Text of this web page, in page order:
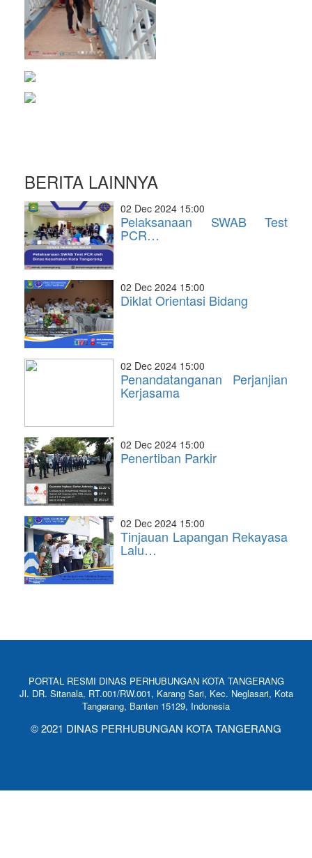
BERITA LAINNYA
02 Dec 2024 15:00
Pelaksanaan SWAB Test
PCR…
02 Dec 2024 15:00
Diklat Orientasi Bidang
02 Dec 2024 15:00
Penandatanganan Perjanjian
Kerjasama
02 Dec 2024 15:00
Penertiban Parkir
02 Dec 2024 15:00
Tinjauan Lapangan Rekayasa
Lalu…
PORTAL RESMI DINAS PERHUBUNGAN KOTA TANGERANG
Jl. DR. Sitanala, RT.001/RW.001, Karang Sari, Kec. Neglasari, Kota
Tangerang, Banten 15129, Indonesia
© 2021 DINAS PERHUBUNGAN KOTA TANGERANG